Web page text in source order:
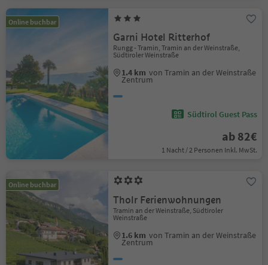
Online buchbar
Garni Hotel Ritterhof
Rungg - Tramin, Tramin an der Weinstraße,
Südtiroler Weinstraße
1.4 km von Tramin an der Weinstraße
Zentrum
Südtirol Guest Pass
ab 82€
1 Nacht / 2 Personen Inkl. MwSt.
Online buchbar
Tholr Ferienwohnungen
Tramin an der Weinstraße, Südtiroler
Weinstraße
1.6 km von Tramin an der Weinstraße
Zentrum